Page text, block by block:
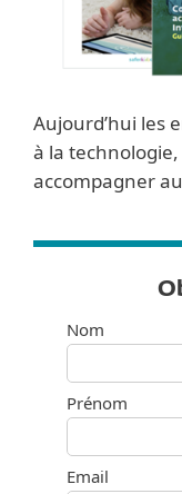
Aujourd’hui les
à la
accompagner
Nom
Prénom
Email